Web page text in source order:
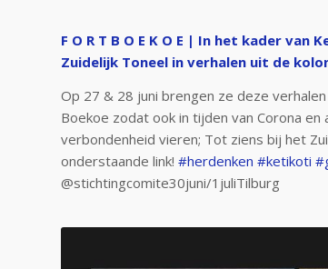
F O R T B O E K O E | In het kader
Zuidelijk Toneel in verhalen uit de
Op 27 & 28 juni brengen ze deze
Boekoe zodat ook in tijden van Corona
verbondenheid vieren; Tot ziens bij het
onderstaande link! #herdenken #ketikoti
@stichtingcomite30juni/1juliTilburg